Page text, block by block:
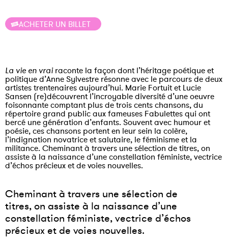
ACHETER UN BILLET
Cheminant à travers une sélection de
titres, on assiste à la naissance d’une
constellation féministe, vectrice d’échos
précieux et de voies nouvelles.
La vie en vrairaconte la façon dont l’héritage poétique et
politique d’Anne Sylvestre résonne avec le parcours de deux
artistes trentenaires aujourd’hui. Marie Fortuit et Lucie
Sansen (re)découvrent l’incroyable diversité d’une oeuvre
foisonnante comptant plus de trois cents chansons, du
répertoire grand public aux fameuses Fabulettes qui ont
bercé une génération d’enfants. Souvent avec humour et
poésie, ces chansons portent en leur sein la colère,
l’indignation novatrice et salutaire, le féminisme et la
militance. Cheminant à travers une sélection de titres, on
assiste à la naissance d’une constellation féministe, vectrice
d’échos précieux et de voies nouvelles.